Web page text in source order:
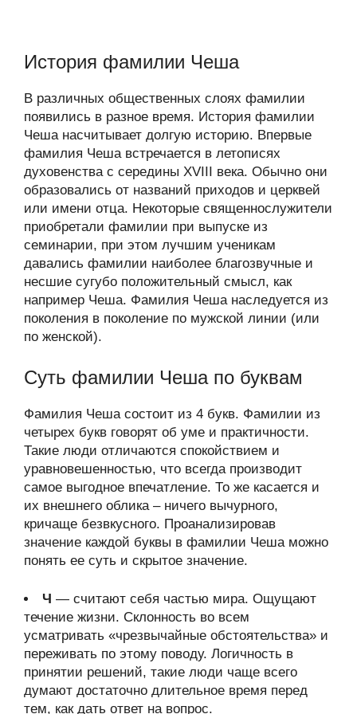
История фамилии Чеша
В различных общественных слоях фамилии
появились в разное время. История фамилии
Чеша насчитывает долгую историю. Впервые
фамилия Чеша встречается в летописях
духовенства с середины XVIII века. Обычно они
образовались от названий приходов и церквей
или имени отца. Некоторые священнослужители
приобретали фамилии при выпуске из
семинарии, при этом лучшим ученикам
давались фамилии наиболее благозвучные и
несшие сугубо положительный смысл, как
например Чеша. Фамилия Чеша наследуется из
поколения в поколение по мужской линии (или
по женской).
Суть фамилии Чеша по буквам
Фамилия Чеша состоит из 4 букв. Фамилии из
четырех букв говорят об уме и практичности.
Такие люди отличаются спокойствием и
уравновешенностью, что всегда производит
самое выгодное впечатление. То же касается и
их внешнего облика – ничего вычурного,
кричаще безвкусного. Проанализировав
значение каждой буквы в фамилии Чеша можно
понять ее суть и скрытое значение.
Ч — считают себя частью мира. Ощущают
течение жизни. Склонность во всем
усматривать «чрезвычайные обстоятельства» и
переживать по этому поводу. Логичность в
принятии решений, такие люди чаще всего
думают достаточно длительное время перед
тем, как дать ответ на вопрос.